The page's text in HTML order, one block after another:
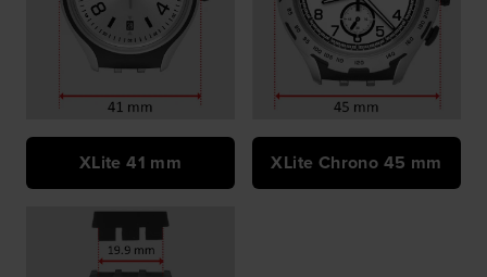
XLite 41 mm XLite Chrono 45 mm